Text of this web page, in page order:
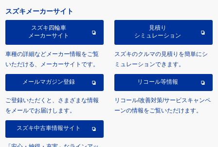
スズキメーカーサイト
スズキ四輪車
メーカーサイト
車種の詳細などメーカー情報をご覧
いただける、メーカーサイトです。
見積り
シミュレーション
スズキのクルマの見積りを簡単にシ
ミュレーションできます。
メールマガジン登録
ご登録いただくと、さまざまな情報
をメールでお届けします。
リコール等情報
リコール/改善対策/サービスキャンペ
ーンの情報をご覧いただけます。
スズキ中古車情報サイト